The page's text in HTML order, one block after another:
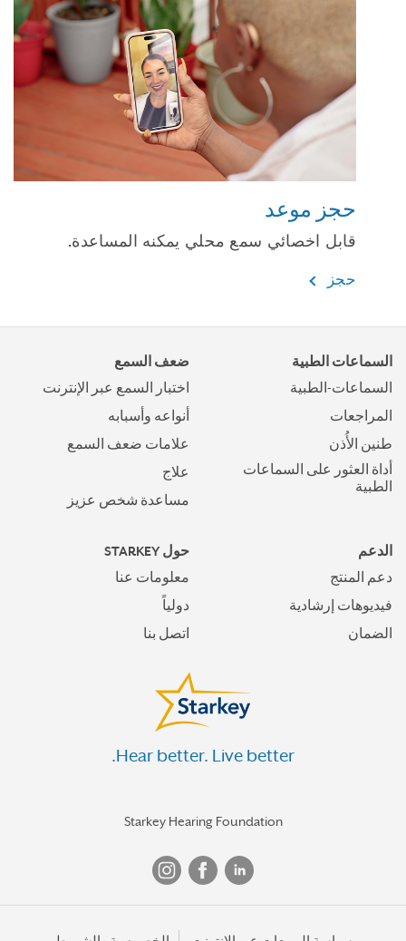
حجز موعد
قابل اخصائي سمع محلي يمكنه المساعدة.
حجز
السماعات الطبية
السماعات-الطبية
المراجعات
طنين الأُذن
أداة العثور على السماعات
الطبية
ضعف السمع
اختبار السمع عبر الإنترنت
أنواعه وأسبابه
علامات ضعف السمع
علاج
مساعدة شخص عزيز
الدعم
دعم المنتج
فيديوهات إرشادية
الضمان
حول STARKEY
معلومات عنا
دولياً
اتصل بنا
Hear better. Live better.
Starkey Hearing Foundation